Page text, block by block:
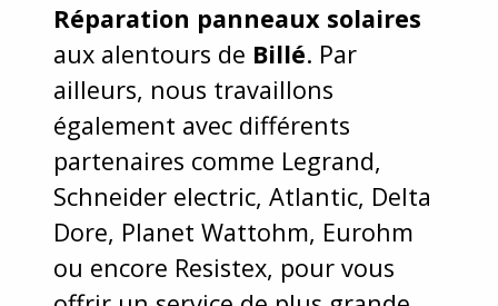
Réparation panneaux solaires
aux alentours de Billé. Par
ailleurs, nous travaillons
également avec différents
partenaires comme Legrand,
Schneider electric, Atlantic, Delta
Dore, Planet Wattohm, Eurohm
ou encore Resistex, pour vous